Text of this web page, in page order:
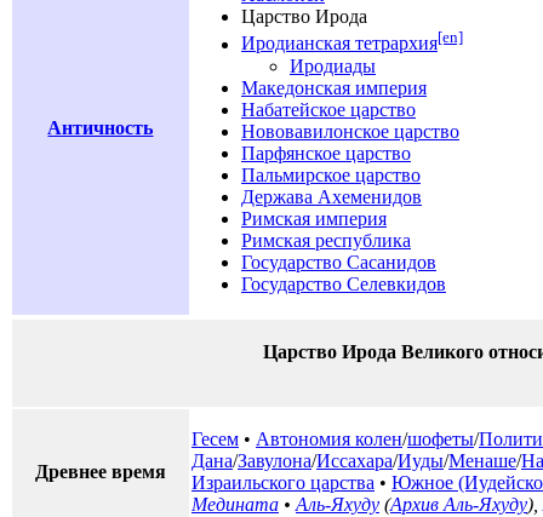
Античность
Царство Ирода
Иродианская тетрархия[en]
Иродиады
Македонская империя
Набатейское царство
Нововавилонское царство
Парфянское царство
Пальмирское царство
Держава Ахеменидов
Римская империя
Римская республика
Государство Сасанидов
Государство Селевкидов
Царство Ирода Великого
Древнее время
Гесем • Автономия колен/шофеты/
Дана/Завулона/Иссахара/Иуды/Менаше/
Израильского царства • Южное
Медината • Аль-Яхуду (Архив Аль-Яхуду),